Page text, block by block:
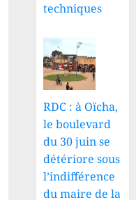
techniques
RDC : à Oïcha,
le boulevard
du 30 juin se
détériore sous
l’indifférence
du maire de la